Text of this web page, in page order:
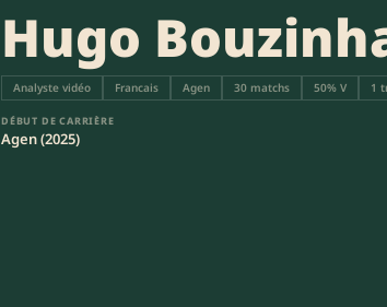
Hugo
Analyste vidéo Francais Agen 30 matchs 50% V 1
DÉBUT DE CARRIÈRE
Agen (2025)